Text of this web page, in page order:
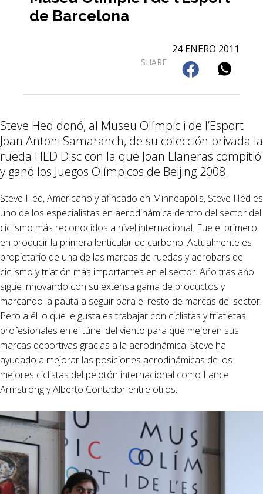
de Barcelona
24 ENERO 2011
SHARE
Steve Hed donó, al Museu Olímpic i de l’Esport
Joan Antoni Samaranch, de su colección privada la
rueda HED Disc con la que Joan Llaneras compitió
y ganó los Juegos Olímpicos de Beijing 2008.
Steve Hed, Americano y afincado en Minneapolis, Steve Hed es
uno de los especialistas en aerodinámica dentro del sector del
ciclismo más reconocidos a nivel internacional. Fue el primero
en producir la primera lenticular de carbono. Actualmente es
propietario de una de las marcas de ruedas y aerobars de
ciclismo y triatlón más importantes en el sector. Ańo tras ańo
sigue innovando con su extensa gama de productos y
marcando la pauta a seguir para el resto de marcas del sector.
Pero a él lo que le gusta es trabajar con ciclistas y triatletas
profesionales en el túnel del viento para que mejoren sus
marcas deportivas gracias a la aerodinámica. Steve ha
ayudado a mejorar las posiciones aerodinámicas de los
mejores ciclistas del pelotón internacional como Lance
Armstrong y Alberto Contador entre otros.